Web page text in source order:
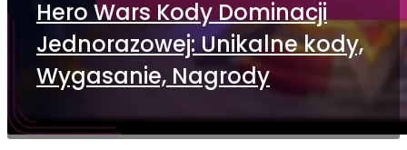
Hero Wars Kody Dominacji
Jednorazowej: Unikalne kody,
Wygasanie, Nagrody